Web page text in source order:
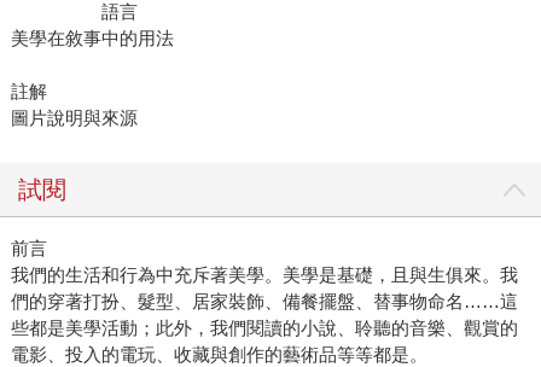
語言
美學在敘事中的用法
註解
圖片說明與來源
試閱
前言
我們的生活和行為中充斥著美學。美學是基礎，且與生俱來。我
們的穿著打扮、髮型、居家裝飾、備餐擺盤、替事物命名……這
些都是美學活動；此外，我們閱讀的小說、聆聽的音樂、觀賞的
電影、投入的電玩、收藏與創作的藝術品等等都是。